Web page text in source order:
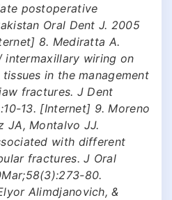
postoperative
Oral Dent J. 2005
8. Mediratta A.
wiring on
in the management
fractures. J Dent
13. [Internet] 9. Moreno
JA, Montalvo JJ.
with different
fractures. J Oral
80.
Alimdjanovich, &